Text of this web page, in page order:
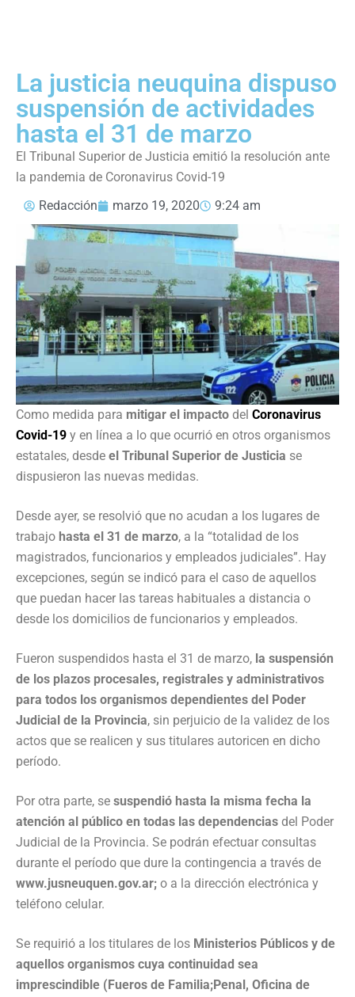
La justicia neuquina dispuso
suspensión de actividades
hasta el 31 de marzo
El Tribunal Superior de Justicia emitió la resolución ante
la pandemia de Coronavirus Covid-19
Redacción
marzo 19, 2020 9:24 am
Como medida para mitigar el impacto del Coronavirus
Covid-19 y en línea a lo que ocurrió en otros organismos
estatales, desde el Tribunal Superior de Justicia se
dispusieron las nuevas medidas.
Desde ayer, se resolvió que no acudan a los lugares de
trabajo hasta el 31 de marzo, a la “totalidad de los
magistrados, funcionarios y empleados judiciales”. Hay
excepciones, según se indicó para el caso de aquellos
que puedan hacer las tareas habituales a distancia o
desde los domicilios de funcionarios y empleados.
Fueron suspendidos hasta el 31 de marzo, la suspensión
de los plazos procesales, registrales y administrativos
para todos los organismos dependientes del Poder
Judicial de la Provincia, sin perjuicio de la validez de los
actos que se realicen y sus titulares autoricen en dicho
período.
Por otra parte, se suspendió hasta la misma fecha la
atención al público en todas las dependencias del Poder
Judicial de la Provincia. Se podrán efectuar consultas
durante el período que dure la contingencia a través de
www.jusneuquen.gov.ar; o a la dirección electrónica y
teléfono celular.
Se requirió a los titulares de los Ministerios Públicos y de
aquellos organismos cuya continuidad sea
imprescindible (Fueros de Familia;Penal, Oficina de